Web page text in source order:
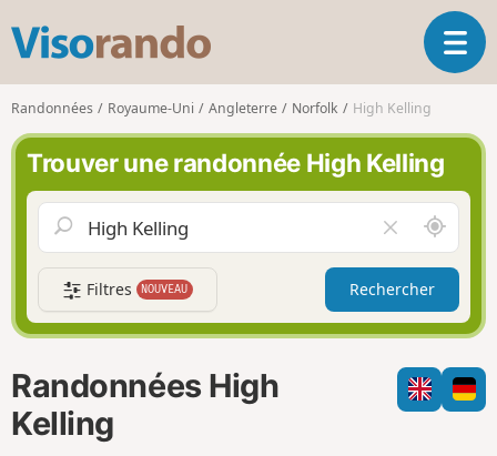
s
o
r
n
d
O
u
l
a
i
g
t
i
Randonnées Royaume-Uni Angleterre Norfolk High Kelling
Trouver une randonnée High Kelling
i
d
e
r
l
e
h
A
u
t
u
r
d
e
m
Filtres NOUVEAU Rechercher
Randonnées High
Kelling